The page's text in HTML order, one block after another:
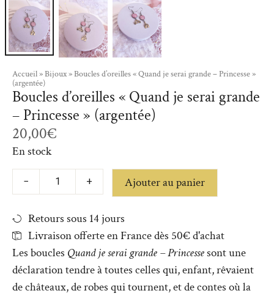
Accueil»Bijoux»Boucles d’oreilles « Quand je serai grande – Princesse »
(argentée)
Boucles d’oreilles « Quand je serai grande
– Princesse » (argentée)
20,00€
En stock
− + Ajouter au panier
Retours sous 14 jours
Livraison offerte en France dès 50€ d'achat
Les boucles Quand je serai grande – Princessesont une
déclaration tendre à toutes celles qui, enfant, rêvaient
de châteaux, de robes qui tournent, et de contes où la